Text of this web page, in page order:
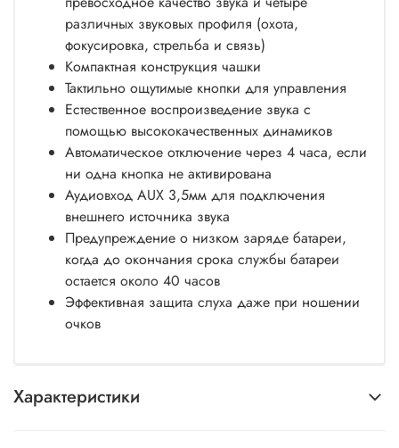
различных звуковых профиля (охота,
фокусировка, стрельба и связь)
Компактная конструкция чашки
Тактильно ощутимые кнопки для управления
Естественное воспроизведение звука с
помощью высококачественных динамиков
Автоматическое отключение через 4 часа, если
ни одна кнопка не активирована
Аудиовход AUX 3,5мм для подключения
внешнего источника звука
Предупреждение о низком заряде батареи,
когда до окончания срока службы батареи
остается около 40 часов
Эффективная защита слуха даже при ношении
очков
Характеристики